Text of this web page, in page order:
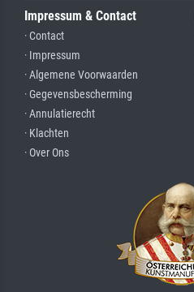
Impressum & Contact
· Contact
· Impressum
· Algemene Voorwaarden
· Gegevensbescherming
· Annulatierecht
· Klachten
· Over Ons